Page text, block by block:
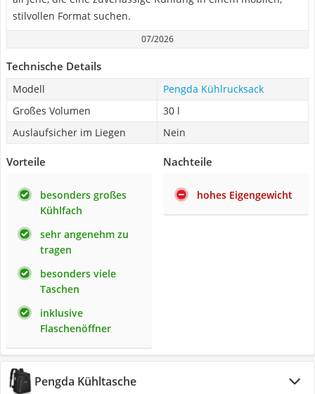
stilvollen Format suchen.
07/2026
Technische Details
Modell
Pengda Kühlrucksack
Großes Volumen
30 l
Auslaufsicher im Liegen
Nein
Vorteile
besonders großes
Kühlfach
sehr angenehm zu
tragen
besonders viele
Taschen
inklusive
Flaschenöffner
Nachteile
hohes Eigengewicht
Pengda Kühltasche